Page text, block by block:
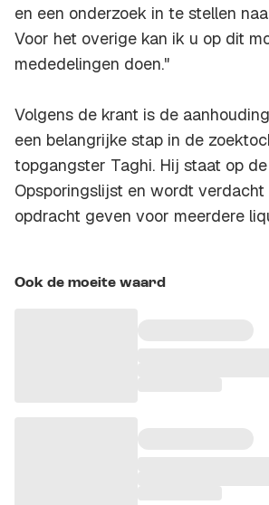
en een onderzoek in te stellen
Voor het overige kan ik u op dit
mededelingen doen."
Volgens de krant is de
een belangrijke stap in de
topgangster Taghi. Hij staat op
Opsporingslijst en wordt verdacht
opdracht geven voor meerdere
Ook de moeite waard